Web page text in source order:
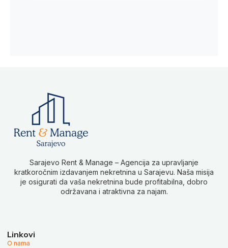
Sarajevo Rent & Manage – Agencija za upravljanje
kratkoročnim izdavanjem nekretnina u Sarajevu. Naša misija
je osigurati da vaša nekretnina bude profitabilna, dobro
održavana i atraktivna za najam.
Linkovi
O nama